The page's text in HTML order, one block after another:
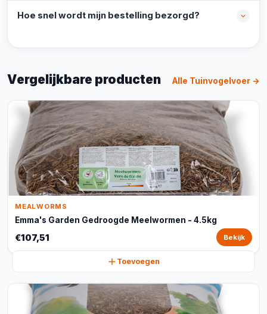
Hoe snel wordt mijn bestelling bezorgd?
Vergelijkbare producten Alle Tuinvogelvoer →
MEALWORMS
Emma's Garden Gedroogde Meelwormen - 4.5kg
€107,51 Bekijk
Toevoegen